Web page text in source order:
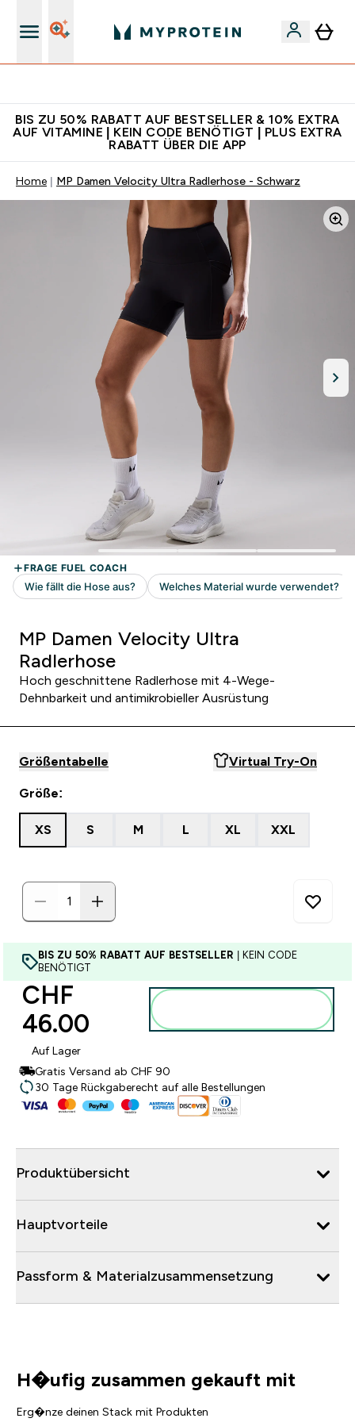
BIS ZU 50% RABATT AUF BESTSELLER & 10% EXTRA
AUF VITAMINE | KEIN CODE BENÖTIGT | PLUS EXTRA
RABATT ÜBER DIE APP
Home MP Damen Velocity Ultra Radlerhose - Schwarz
MP Damen Velocity Ultra
Radlerhose
Hoch geschnittene Radlerhose mit 4-Wege-
Dehnbarkeit und antimikrobieller Ausrüstung
Größentabelle Virtual Try-On
Größe:
XS S M L XL XXL
BIS ZU 50% RABATT AUF BESTSELLER | KEIN CODE
BENÖTIGT
CHF
46.00‎
Auf Lager
Gratis Versand ab CHF 90
30 Tage Rückgaberecht auf alle Bestellungen
Produktübersicht
Hauptvorteile
Passform & Materialzusammensetzung
H�ufig zusammen gekauft mit
Erg�nze deinen Stack mit Produkten